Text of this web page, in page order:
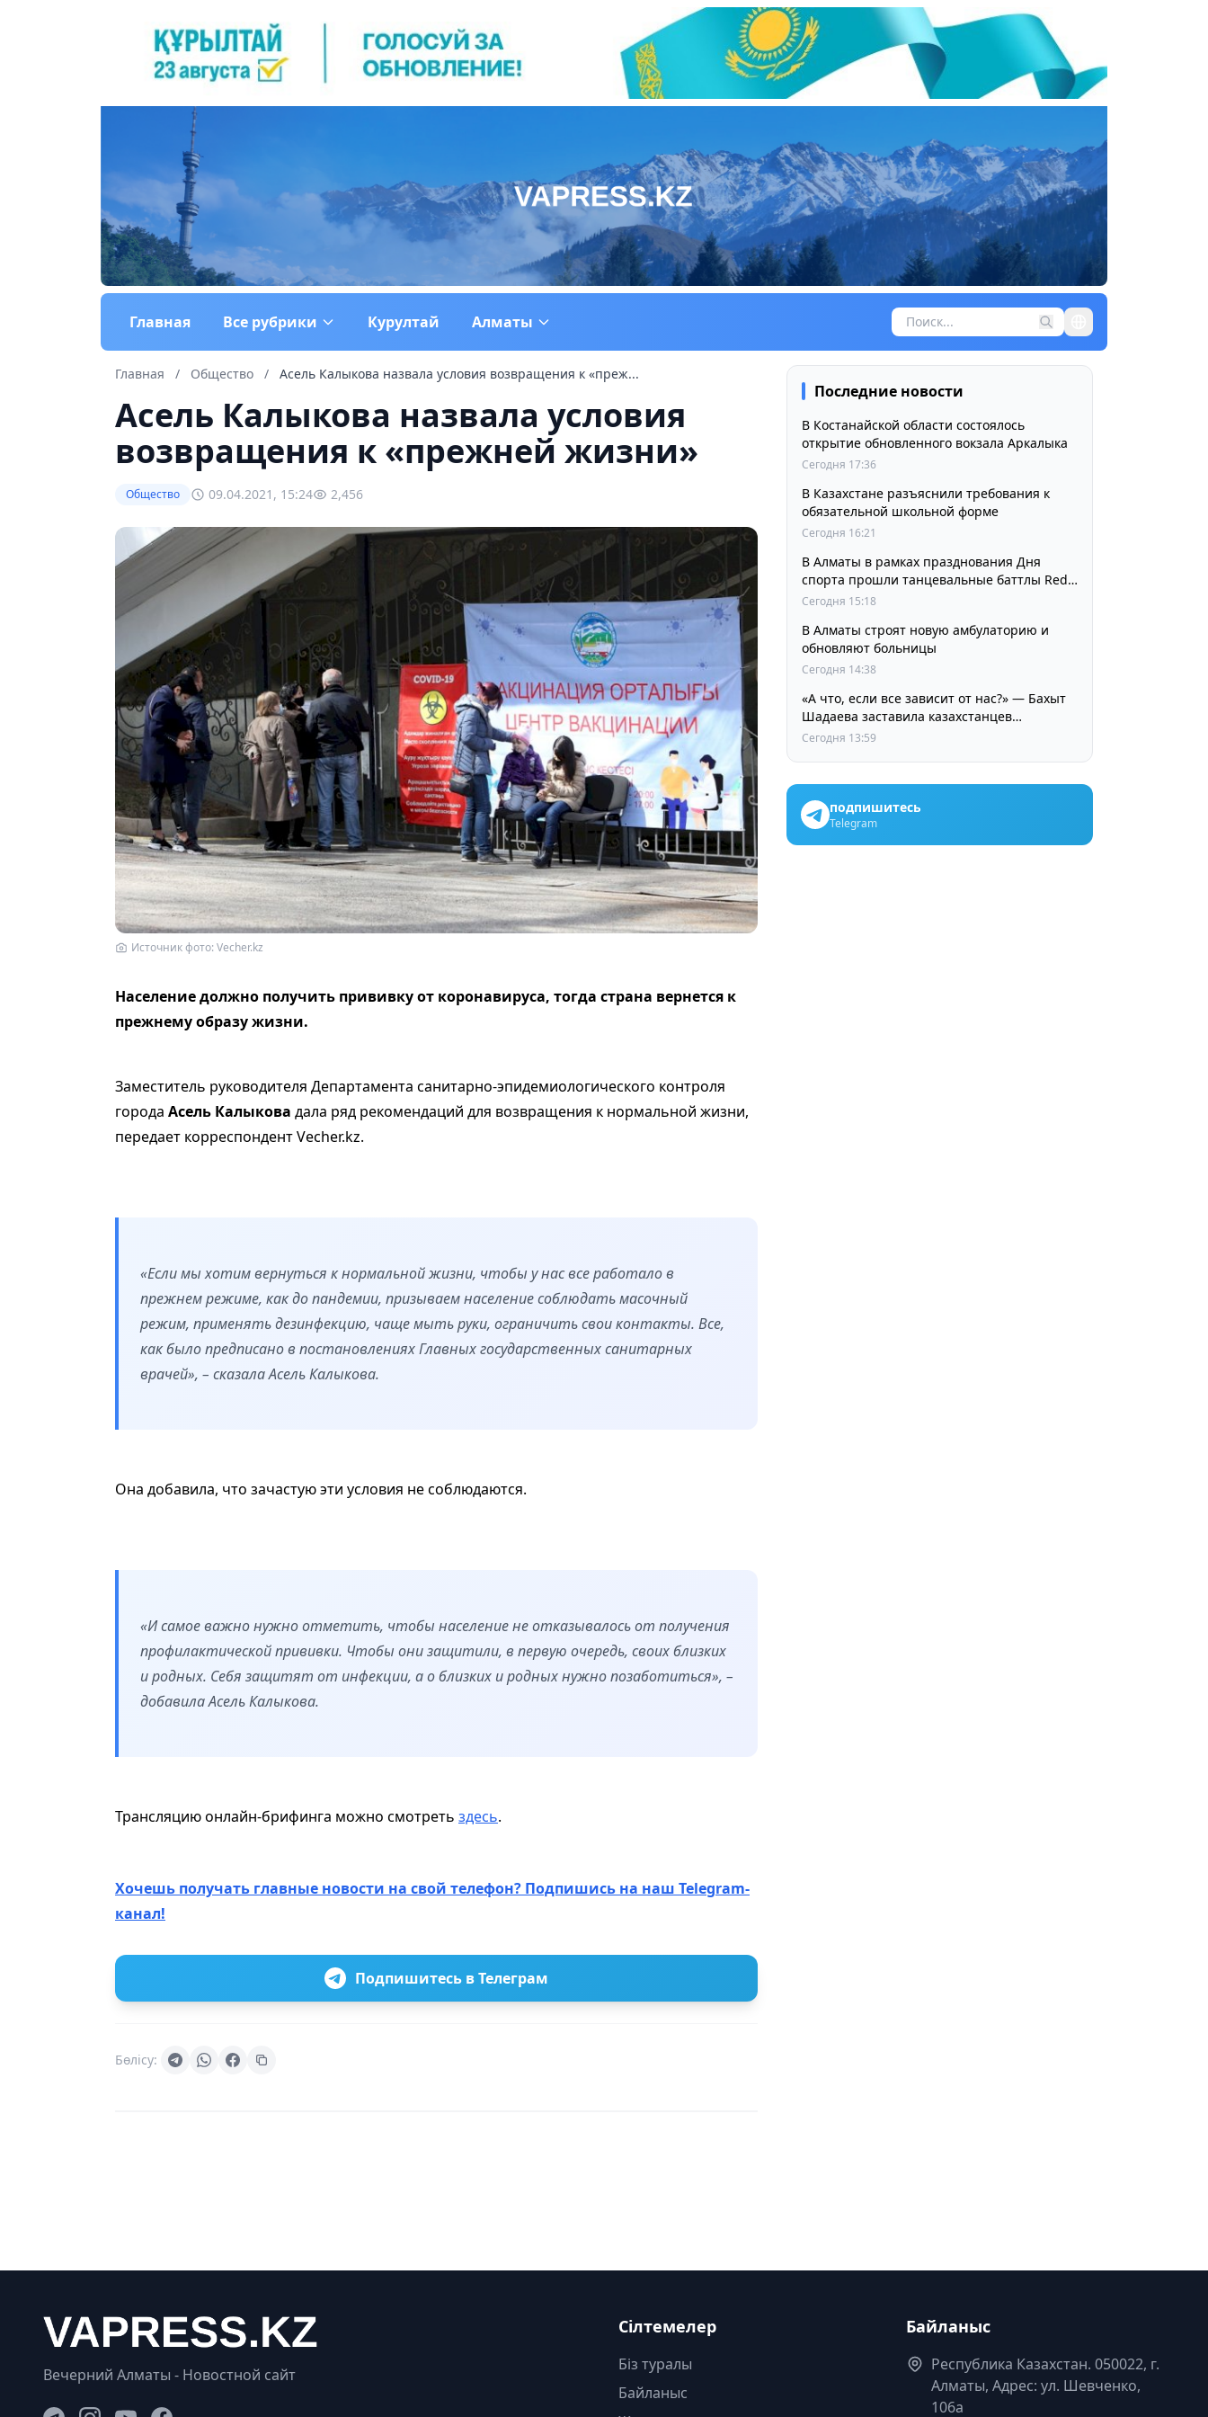
Главная Все рубрики Курултай Алматы
Главная / Общество / Асель Калыкова назвала условия возвращения к «преж...
Асель Калыкова назвала условия
возвращения к «прежней жизни»
Общество 09.04.2021, 15:24 2,456
Источник фото: Vecher.kz
Население должно получить прививку от коронавируса, тогда страна вернется к
прежнему образу жизни.
Заместитель руководителя Департамента санитарно-эпидемиологического контроля
города Асель Калыкова дала ряд рекомендаций для возвращения к нормальной жизни,
передает корреспондент Vecher.kz.
«Если мы хотим вернуться к нормальной жизни, чтобы у нас все работало в
прежнем режиме, как до пандемии, призываем население соблюдать масочный
режим, применять дезинфекцию, чаще мыть руки, ограничить свои контакты. Все,
как было предписано в постановлениях Главных государственных санитарных
врачей», – сказала Асель Калыкова.
Она добавила, что зачастую эти условия не соблюдаются.
«И самое важно нужно отметить, чтобы население не отказывалось от получения
профилактической прививки. Чтобы они защитили, в первую очередь, своих близких
и родных. Себя защитят от инфекции, а о близких и родных нужно позаботиться», –
добавила Асель Калыкова.
Трансляцию онлайн-брифинга можно смотреть здесь.
Хочешь получать главные новости на свой телефон? Подпишись на наш Telegram-
канал!
Подпишитесь в Телеграм
Бөлісу:
Последние новости
В Костанайской области состоялось
открытие обновленного вокзала Аркалыка
Сегодня 17:36
В Казахстане разъяснили требования к
обязательной школьной форме
Сегодня 16:21
В Алматы в рамках празднования Дня
спорта прошли танцевальные баттлы Red
Bull Dance Your Style
Сегодня 15:18
В Алматы строят новую амбулаторию и
обновляют больницы
Сегодня 14:38
«А что, если все зависит от нас?» — Бахыт
Шадаева заставила казахстанцев
остановиться и задуматься
Сегодня 13:59
подпишитесь
Telegram
Вечерний Алматы - Новостной сайт
Сілтемелер
Біз туралы
Байланыс
Байланыс
Республика Казахстан. 050022, г.
Алматы, Адрес: ул. Шевченко,
106а